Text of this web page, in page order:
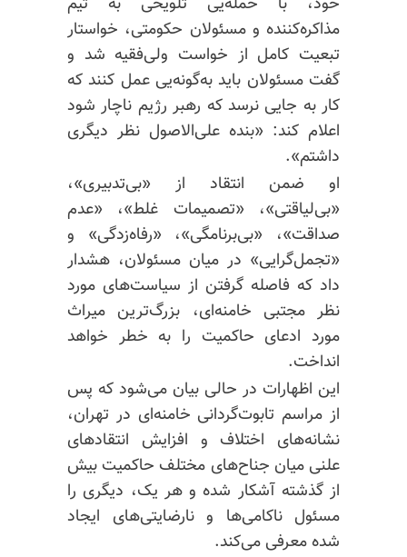
مذاکره‌کننده و مسئولان حکومتی، خواستار
تبعیت کامل از خواست ولی‌فقیه شد و
گفت مسئولان باید به‌گونه‌یی عمل کنند که
کار به جایی نرسد که رهبر رژیم ناچار شود
اعلام کند: «بنده علی‌الاصول نظر دیگری
داشتم».
او ضمن انتقاد از «بی‌تدبیری»،
«بی‌لیاقتی»، «تصمیمات غلط»، «عدم
صداقت»، «بی‌برنامگی»، «رفاه‌زدگی» و
«تجمل‌گرایی» در میان مسئولان، هشدار
داد که فاصله گرفتن از سیاست‌های مورد
نظر مجتبی خامنه‌ای، بزرگ‌ترین میراث
مورد ادعای حاکمیت را به خطر خواهد
انداخت.
این اظهارات در حالی بیان می‌شود که پس
از مراسم تابوت‌گردانی خامنه‌ای در تهران،
نشانه‌های اختلاف و افزایش انتقادهای
علنی میان جناح‌های مختلف حاکمیت بیش
از گذشته آشکار شده و هر یک، دیگری را
مسئول ناکامی‌ها و نارضایتی‌های ایجاد
شده معرفی می‌کند.